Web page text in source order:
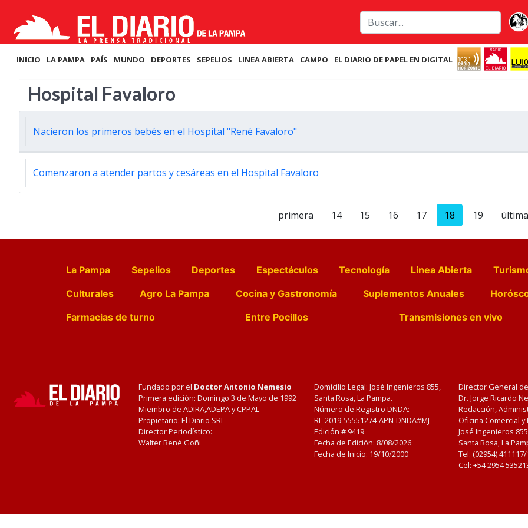
INICIO LA PAMPA PAÍS MUNDO DEPORTES SEPELIOS LINEA ABIERTA CAMPO EL DIARIO DE PAPEL EN DIGITAL
Hospital Favaloro
Nacieron los primeros bebés en el Hospital "René Favaloro"
Comenzaron a atender partos y cesáreas en el Hospital Favaloro
primera 14 15 16 17 18 19 última
La Pampa Sepelios Deportes Espectáculos Tecnología Linea Abierta
Culturales
Agro La Pampa Cocina y Gastronomía Suplementos Anuales
Farmacias de turno
Entre Pocillos Transmisiones en vivo
Fundado por el Doctor Antonio Nemesio
Primera edición: Domingo 3 de Mayo de 1992
Miembro de ADIRA,ADEPA y CPPAL
Propietario: El Diario SRL
Director Periodístico:
Walter René Goñi
Domicilio Legal: José Ingenieros 855,
Santa Rosa, La Pampa.
Número de Registro DNDA:
RL-2019-55551274-APN-DNDA#MJ
Edición # 9419
Fecha de Edición: 8/08/2026
Fecha de Inicio: 19/10/2000
Director General
Dr. Jorge Ricardo
Redacción,
Oficina Comercial
José Ingenieros
Santa Rosa, La
Tel: (02954)
Cel: +54 2954